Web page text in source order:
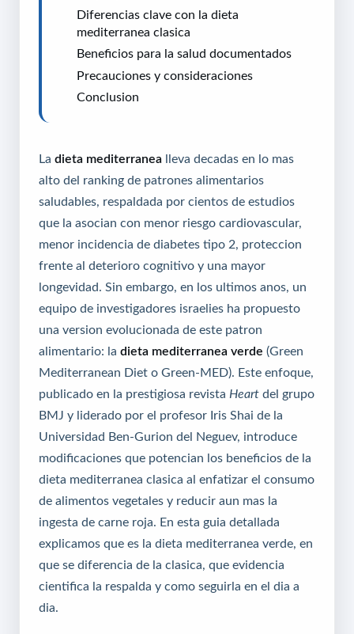
Diferencias clave con la dieta
mediterranea clasica
Beneficios para la salud documentados
Precauciones y consideraciones
Conclusion
La dieta mediterranea lleva decadas en lo mas
alto del ranking de patrones alimentarios
saludables, respaldada por cientos de estudios
que la asocian con menor riesgo cardiovascular,
menor incidencia de diabetes tipo 2, proteccion
frente al deterioro cognitivo y una mayor
longevidad. Sin embargo, en los ultimos anos, un
equipo de investigadores israelies ha propuesto
una version evolucionada de este patron
alimentario: la dieta mediterranea verde (Green
Mediterranean Diet o Green-MED). Este enfoque,
publicado en la prestigiosa revista Heart del grupo
BMJ y liderado por el profesor Iris Shai de la
Universidad Ben-Gurion del Neguev, introduce
modificaciones que potencian los beneficios de la
dieta mediterranea clasica al enfatizar el consumo
de alimentos vegetales y reducir aun mas la
ingesta de carne roja. En esta guia detallada
explicamos que es la dieta mediterranea verde, en
que se diferencia de la clasica, que evidencia
cientifica la respalda y como seguirla en el dia a
dia.